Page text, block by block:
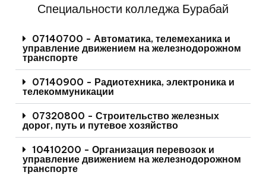
Специальности колледжа Бурабай
07140700 - Автоматика, телемеханика и
управление движением на железнодорожном
транспорте
07140900 - Радиотехника, электроника и
телекоммуникации
07320800 - Строительство железных
дорог, путь и путевое хозяйство
10410200 - Организация перевозок и
управление движением на железнодорожном
транспорте